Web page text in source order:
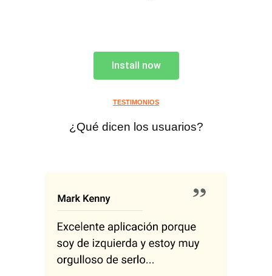
Install now
TESTIMONIOS
¿Qué dicen los usuarios?